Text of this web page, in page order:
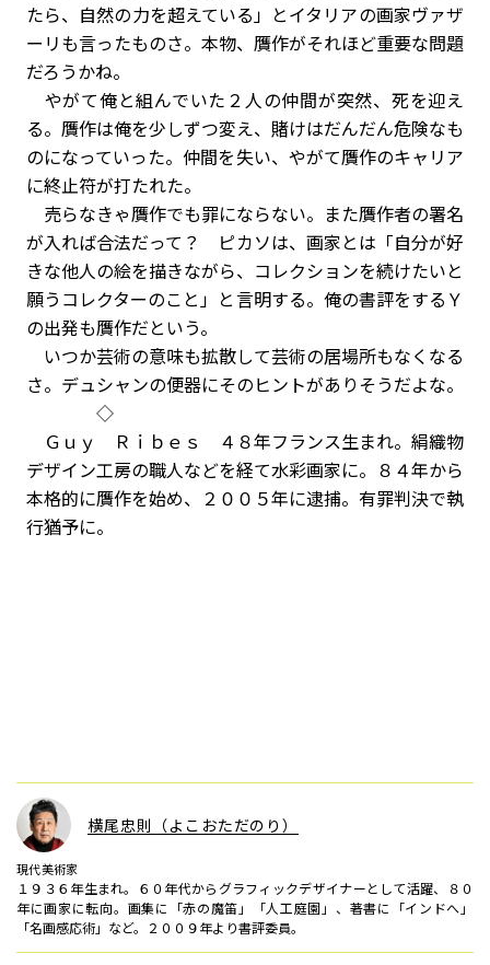
たら、自然の力を超えている」とイタリアの画家ヴァザ
ーリも言ったものさ。本物、贋作がそれほど重要な問題
だろうかね。
やがて俺と組んでいた２人の仲間が突然、死を迎え
る。贋作は俺を少しずつ変え、賭けはだんだん危険なも
のになっていった。仲間を失い、やがて贋作のキャリア
に終止符が打たれた。
売らなきゃ贋作でも罪にならない。また贋作者の署名
が入れば合法だって？ ピカソは、画家とは「自分が好
きな他人の絵を描きながら、コレクションを続けたいと
願うコレクターのこと」と言明する。俺の書評をするＹ
の出発も贋作だという。
いつか芸術の意味も拡散して芸術の居場所もなくなる
さ。デュシャンの便器にそのヒントがありそうだよな。
◇
Ｇｕｙ Ｒｉｂｅｓ ４８年フランス生まれ。絹織物
デザイン工房の職人などを経て水彩画家に。８４年から
本格的に贋作を始め、２００５年に逮捕。有罪判決で執
行猶予に。
横尾忠則（よこおただのり）
現代美術家
１９３６年生まれ。６０年代からグラフィックデザイナーとして活躍、８０
年に画家に転向。画集に「赤の魔笛」「人工庭園」、著書に「インドへ」
「名画感応術」など。２００９年より書評委員。